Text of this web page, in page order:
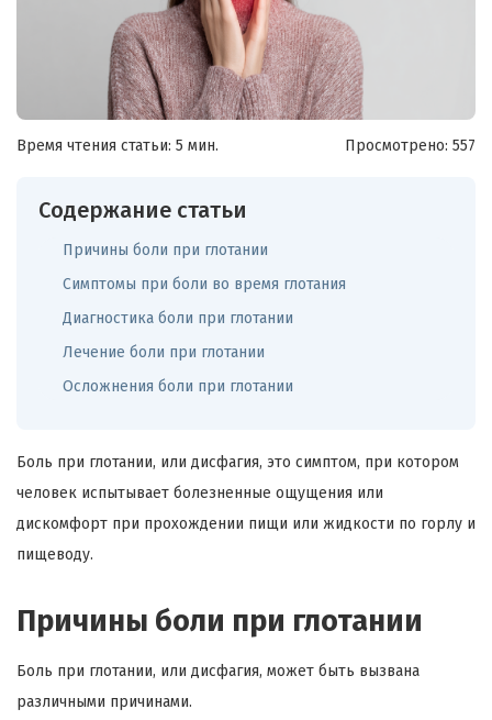
Время чтения статьи: 5 мин. Просмотрено: 557
Содержание статьи
Причины боли при глотании
Симптомы при боли во время глотания
Диагностика боли при глотании
Лечение боли при глотании
Осложнения боли при глотании
Боль при глотании, или дисфагия, это симптом, при котором
человек испытывает болезненные ощущения или
дискомфорт при прохождении пищи или жидкости по горлу и
пищеводу.
Причины боли при глотании
Боль при глотании, или дисфагия, может быть вызвана
различными причинами.